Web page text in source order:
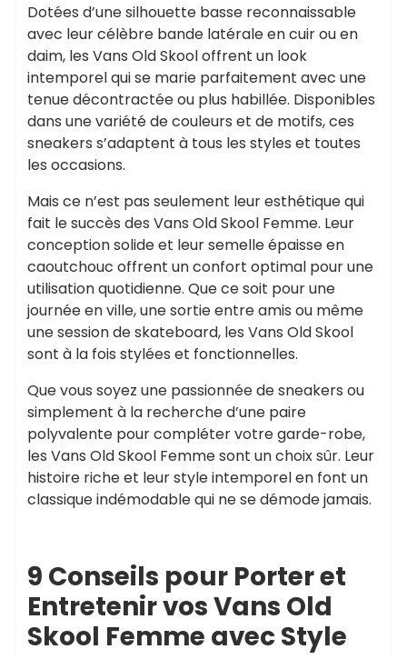
Dotées d’une silhouette basse reconnaissable
avec leur célèbre bande latérale en cuir ou en
daim, les Vans Old Skool offrent un look
intemporel qui se marie parfaitement avec une
tenue décontractée ou plus habillée. Disponibles
dans une variété de couleurs et de motifs, ces
sneakers s’adaptent à tous les styles et toutes
les occasions.
Mais ce n’est pas seulement leur esthétique qui
fait le succès des Vans Old Skool Femme. Leur
conception solide et leur semelle épaisse en
caoutchouc offrent un confort optimal pour une
utilisation quotidienne. Que ce soit pour une
journée en ville, une sortie entre amis ou même
une session de skateboard, les Vans Old Skool
sont à la fois stylées et fonctionnelles.
Que vous soyez une passionnée de sneakers ou
simplement à la recherche d’une paire
polyvalente pour compléter votre garde-robe,
les Vans Old Skool Femme sont un choix sûr. Leur
histoire riche et leur style intemporel en font un
classique indémodable qui ne se démode jamais.
9 Conseils pour Porter et
Entretenir vos Vans Old
Skool Femme avec Style